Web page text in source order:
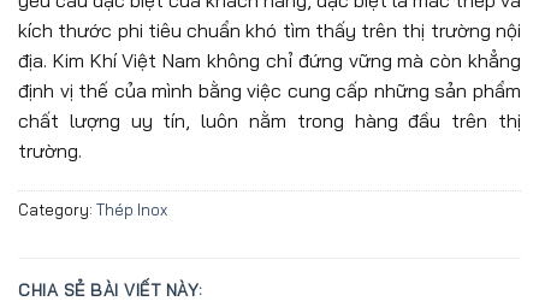
kích thước phi tiêu chuẩn khó tìm thấy trên thị trường nội
địa. Kim Khí Việt Nam không chỉ đứng vững mà còn khẳng
định vị thế của mình bằng việc cung cấp những sản phẩm
chất lượng uy tín, luôn nằm trong hàng đầu trên thị
trường.
Category: Thép Inox
CHIA SẺ BÀI VIẾT NÀY: